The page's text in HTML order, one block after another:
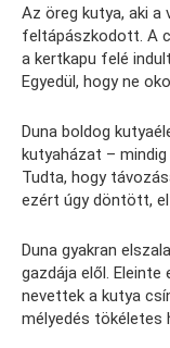
Az öreg kutya, aki
feltápászkodott. A
a kertkapu felé
Egyedül, hogy ne
Duna boldog
kutyaházat – mindig
Tudta, hogy
ezért úgy döntött,
Duna gyakran
gazdája elől.
nevettek a kutya
mélyedés tökéletes